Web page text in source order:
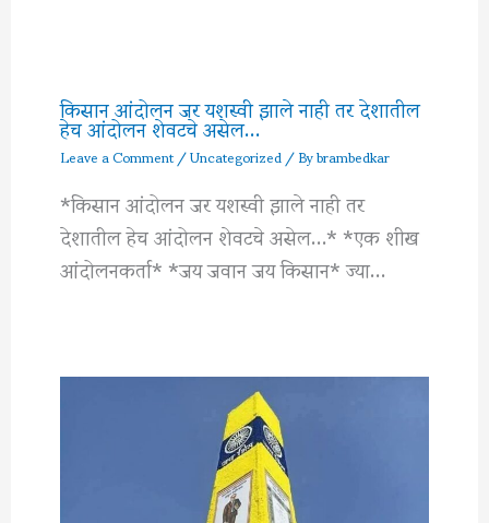
किसान आंदोलन जर यशस्वी झाले नाही तर देशातील
हेच आंदोलन शेवटचे असेल…
Leave a Comment/Uncategorized/ Bybrambedkar
*किसान आंदोलन जर यशस्वी झाले नाही तर
देशातील हेच आंदोलन शेवटचे असेल…* *एक शीख
आंदोलनकर्ता* *जय जवान जय किसान* ज्या…